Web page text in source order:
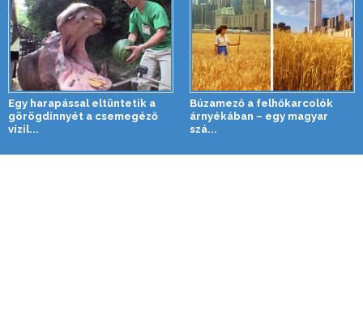
Egy harapással eltüntetik a
görögdinnyét a csemegéző
vízil...
Búzamező a felhőkarcolók
árnyékában – egy magyar
szá...